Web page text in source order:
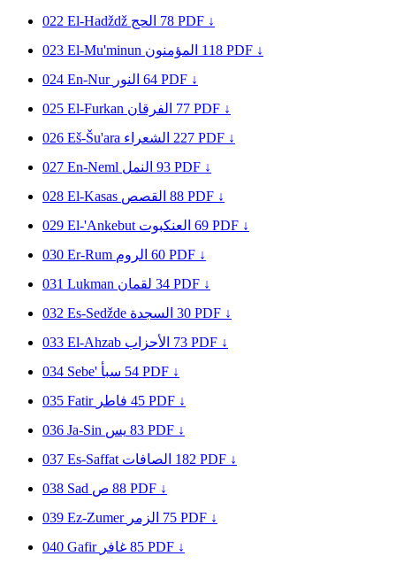
022 El-Hadždž الحج 78 PDF ↓
023 El-Mu'minun المؤمنون 118 PDF ↓
024 En-Nur النور 64 PDF ↓
025 El-Furkan الفرقان 77 PDF ↓
026 Eš-Šu'ara الشعراء 227 PDF ↓
027 En-Neml النمل 93 PDF ↓
028 El-Kasas القصص 88 PDF ↓
029 El-'Ankebut العنكبوت 69 PDF ↓
030 Er-Rum الروم 60 PDF ↓
031 Lukman لقمان 34 PDF ↓
032 Es-Sedžde السجدة 30 PDF ↓
033 El-Ahzab الأحزاب 73 PDF ↓
034 Sebe' سبأ 54 PDF ↓
035 Fatir فاطر 45 PDF ↓
036 Ja-Sin يس 83 PDF ↓
037 Es-Saffat الصافات 182 PDF ↓
038 Sad ص 88 PDF ↓
039 Ez-Zumer الزمر 75 PDF ↓
040 Gafir غافر 85 PDF ↓